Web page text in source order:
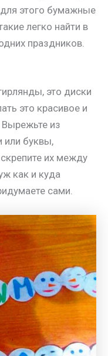
этого бумажные
легко найти в
праздников.
это диски
это красивое и
из
или буквы,
их между
как и куда
сами.